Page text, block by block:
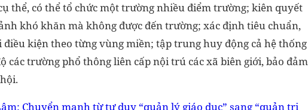
thể, có thể tổ chức một trường nhiều điểm trường; kiên quyết
khó khăn mà không được đến trường; xác định tiêu chuẩn,
kiện theo từng vùng miền; tập trung huy động cả hệ thống
trường phổ thông liên cấp nội trú các xã biên giới, bảo đảm